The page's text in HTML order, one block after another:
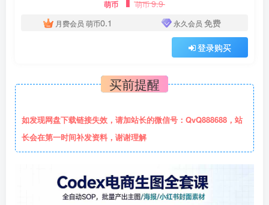
萌币 萌币9.9
月费会员 萌币0.1 永久会员 免费
登录购买
买前提醒
如发现网盘下载链接失效，请加站长的微信号：QvQ888688，站
长会在第一时间补发资料，谢谢理解